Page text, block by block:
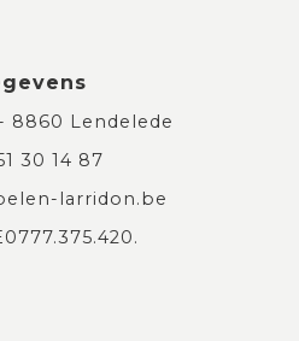
8860 Lendelede
30 14 87
larridon.be